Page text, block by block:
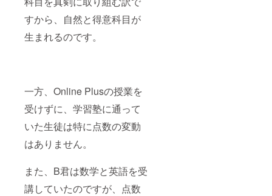
すから、自然と得意科目が
生まれるのです。
一方、Online Plusの授業を
受けずに、学習塾に通って
いた生徒は特に点数の変動
はありません。
また、B君は数学と英語を受
講していたのですが、点数